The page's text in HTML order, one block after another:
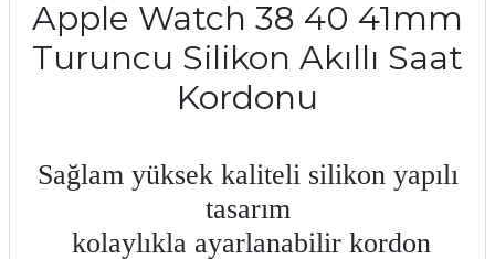
Apple Watch 38 40 41mm
Turuncu Silikon Akıllı Saat
Kordonu
Sağlam yüksek kaliteli silikon yapılı
tasarım
kolaylıkla ayarlanabilir kordon